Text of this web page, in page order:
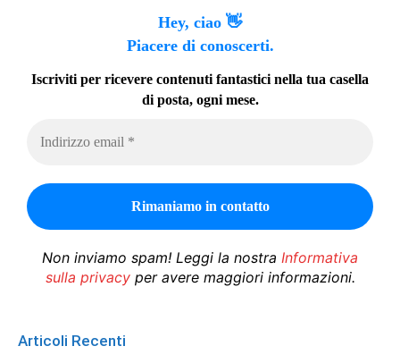
Hey, ciao 👋
Piacere di conoscerti.
Iscriviti per ricevere contenuti fantastici nella tua casella
di posta, ogni mese.
Non inviamo spam! Leggi la nostra Informativa
sulla privacyper avere maggiori informazioni.
Articoli Recenti